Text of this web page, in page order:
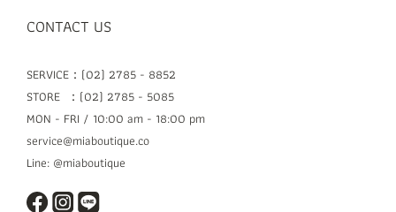
CONTACT US
SERVICE：(02) 2785 - 8852
STORE ：(02) 2785 - 5085
MON - FRI / 10:00 am - 18:00 pm
service@miaboutique.co
Line: @miaboutique